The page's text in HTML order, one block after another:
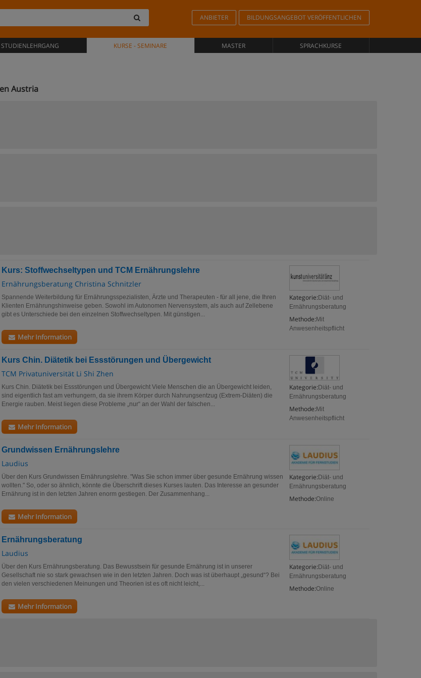
ANBIETER BILDUNGSANGEBOT VERÖFFENTLICHEN
STUDIENLEHRGANG KURSE - SEMINARE MASTER SPRACHKURSE
Austria
Kurs: Stoffwechseltypen und TCM Ernährungslehre
Ernährungsberatung Christina Schnitzler
Kategorie: Diät- und
Ernährungsberatung
Methode: Mit
Anwesenheitspflicht
Spannende Weiterbildung für Ernährungsspezialisten, Ärzte und Therapeuten - für all jene, die Ihren
Klienten Ernährungshinweise geben. Sowohl im Autonomen Nervensystem, als auch auf Zellebene
gibt es Unterschiede bei den einzelnen Stoffwechseltypen. Mit günstigen...
Mehr Information
Kurs Chin. Diätetik bei Essstörungen und Übergewicht
TCM Privatuniversität Li Shi Zhen
Kategorie: Diät- und
Ernährungsberatung
Methode: Mit
Anwesenheitspflicht
Kurs Chin. Diätetik bei Essstörungen und Übergewicht Viele Menschen die an Übergewicht leiden,
sind eigentlich fast am verhungern, da sie ihrem Körper durch Nahrungsentzug (Extrem-Diäten) die
Energie rauben. Meist liegen diese Probleme „nur“ an der Wahl der falschen...
Mehr Information
Grundwissen Ernährungslehre
Laudius
Kategorie: Diät- und
Ernährungsberatung
Methode:Online
Über den Kurs Grundwissen Ernährungslehre. "Was Sie schon immer über gesunde Ernährung wissen
wollten." So, oder so ähnlich, könnte die Überschrift dieses Kurses lauten. Das Interesse an gesunder
Ernährung ist in den letzten Jahren enorm gestiegen. Der Zusammenhang...
Mehr Information
Ernährungsberatung
Laudius
Kategorie: Diät- und
Ernährungsberatung
Methode:Online
Über den Kurs Ernährungsberatung. Das Bewusstsein für gesunde Ernährung ist in unserer
Gesellschaft nie so stark gewachsen wie in den letzten Jahren. Doch was ist überhaupt „gesund“? Bei
den vielen verschiedenen Meinungen und Theorien ist es oft nicht leicht,...
Mehr Information